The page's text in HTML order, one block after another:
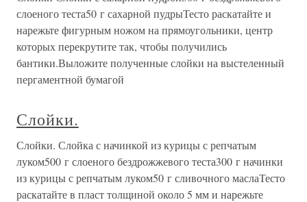
слоеного теста50 г сахарной пудрыТесто раскатайте и
нарежьте фигурным ножом на прямоугольники, центр
которых перекрутите так, чтобы получились
бантики.Выложите полученные слойки на выстеленный
пергаментной бумагой
Слойки.
Слойки. Слойка с начинкой из курицы с репчатым
луком500 г слоеного бездрожжевого теста300 г начинки
из курицы с репчатым луком50 г сливочного маслаТесто
раскатайте в пласт толщиной около 5 мм и нарежьте